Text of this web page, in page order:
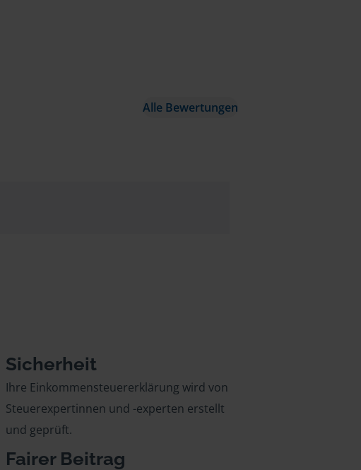
Alle Bewertungen
Sicherheit
Ihre Einkommensteuererklärung wird von
Steuerexpertinnen und -experten erstellt
und geprüft.
Fairer Beitrag